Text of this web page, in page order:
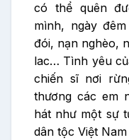
có thể quên
mình, ngày
đói, nạn nghèo,
lac… Tình yêu
chiến sĩ nơi
thương các em
hát như một sự
dân tộc Việt